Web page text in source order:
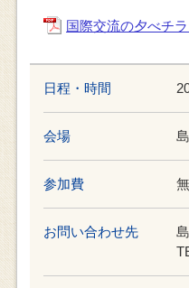
国際交流の夕べチラ
日程・時間
会場
参加費
お問い合わせ先